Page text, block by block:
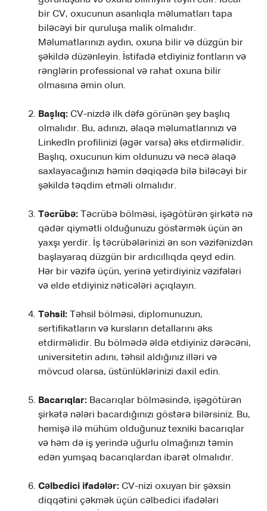
bir CV, oxucunun asanlıqla məlumatları tapa
biləcəyi bir quruluşa malik olmalıdır.
Məlumatlarınızı aydın, oxuna bilir və düzgün bir
şəkildə düzənleyin. İstifadə etdiyiniz fontların və
rənglərin professional və rahat oxuna bilir
olmasına əmin olun.
Başlıq: CV-nizdə ilk dəfə görünən şey başlıq
olmalıdır. Bu, adınızı, əlaqə məlumatlarınızı və
LinkedIn profilinizi (əgər varsa) əks etdirməlidir.
Başlıq, oxucunun kim oldunuzu və necə əlaqə
saxlayacağınızı həmin dəqiqədə bilə biləcəyi bir
şəkildə təqdim etməli olmalıdır.
Təcrübə: Təcrübə bölməsi, işəgötürən şirkətə nə
qədər qiymətli olduğunuzu göstərmək üçün ən
yaxşı yerdir. İş təcrübələrinizi ən son vəzifənizdən
başlayaraq düzgün bir ardıcıllıqda qeyd edin.
Hər bir vəzifə üçün, yerinə yetirdiyiniz vəzifələri
və elde etdiyiniz nəticələri açıqlayın.
Təhsil: Təhsil bölməsi, diplomunuzun,
sertifikatların və kursların detallarını əks
etdirməlidir. Bu bölmədə əldə etdiyiniz dərəcəni,
universitetin adını, təhsil aldığınız illəri və
mövcud olarsa, üstünlüklərinizi daxil edin.
Bacarıqlar: Bacarıqlar bölməsində, işəgötürən
şirkətə nələri bacardığınızı göstərə bilərsiniz. Bu,
hemişə ilə mühüm olduğunuz texniki bacarıqlar
və həm də iş yerində uğurlu olmağınızı təmin
edən yumşaq bacarıqlardan ibarət olmalıdır.
Cəlbedici ifadələr: CV-nizi oxuyan bir şəxsin
diqqətini çəkmək üçün cəlbedici ifadələri